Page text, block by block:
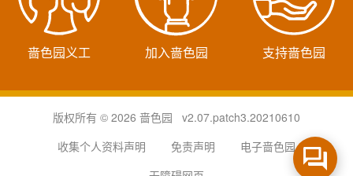
啬色园义工 加入啬色园 支持啬色园
版权所有 © 2026 啬色园 v2.07.patch3.20210610
收集个人资料声明
免责声明
电子啬色园